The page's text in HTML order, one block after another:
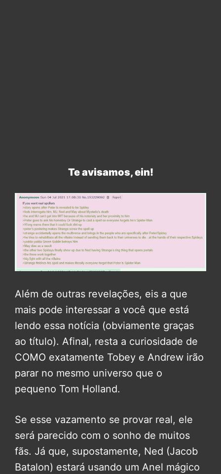
Te avisamos, ein!
Além de outras revelações, eis a que
mais pode interessar a você que está
lendo essa notícia (obviamente graças
ao título). Afinal, resta a curiosidade de
COMO exatamente Tobey e Andrew irão
parar no mesmo universo que o
pequeno Tom Holland.
Se esse vazamento se provar real, ele
será parecido com o sonho de muitos
fãs. Já que, supostamente, Ned (Jacob
Batalon) estará usando um Anel mágico